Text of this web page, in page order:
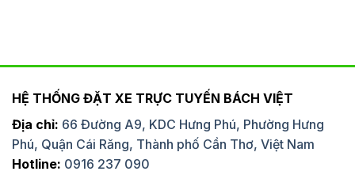
HỆ THỐNG ĐẶT XE TRỰC TUYẾN BÁCH VIỆT
Địa chỉ: 66 Đường A9, KDC Hưng Phú, Phường Hưng
Phú, Quận Cái Răng, Thành phố Cần Thơ, Việt Nam
Hotline: 0916 237 090